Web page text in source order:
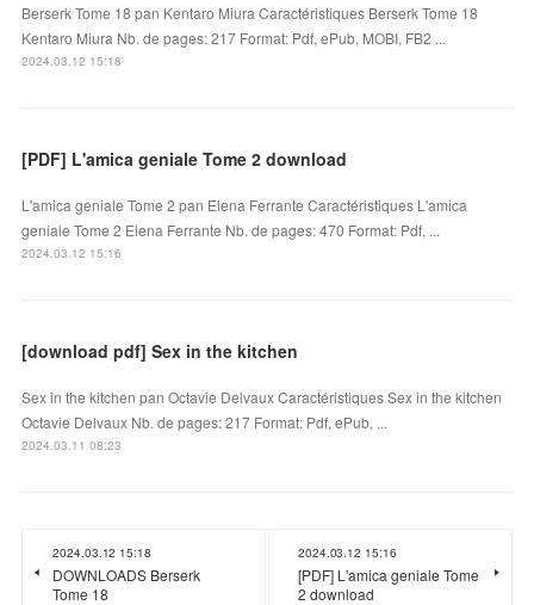
Berserk Tome 18 pan Kentaro Miura Caractéristiques Berserk Tome 18
Kentaro Miura Nb. de pages: 217 Format: Pdf, ePub, MOBI, FB2 ...
2024.03.12 15:18
[PDF] L'amica geniale Tome 2 download
L'amica geniale Tome 2 pan Elena Ferrante Caractéristiques L'amica
geniale Tome 2 Elena Ferrante Nb. de pages: 470 Format: Pdf, ...
2024.03.12 15:16
[download pdf] Sex in the kitchen
Sex in the kitchen pan Octavie Delvaux Caractéristiques Sex in the kitchen
Octavie Delvaux Nb. de pages: 217 Format: Pdf, ePub, ...
2024.03.11 08:23
2024.03.12 15:18
DOWNLOADS Berserk
Tome 18
2024.03.12 15:16
[PDF] L'amica geniale Tome
2 download